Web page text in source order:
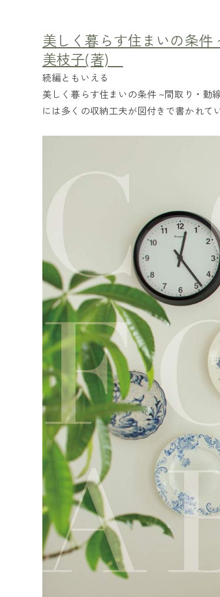
美しく暮らす住まいの条
美枝子(著)
続編ともいえる
美しく暮らす住まいの条件 ~間取り・動
には多くの収納工夫が図付きで書かれて